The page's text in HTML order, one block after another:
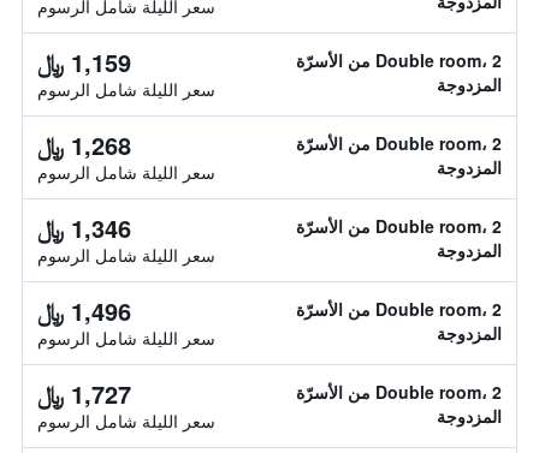
سعر الليلة شامل الرسوم
Double room، 2 من الأسرّة
المزدوجة
1,159 ﷼
سعر الليلة شامل الرسوم
Double room، 2 من الأسرّة
المزدوجة
1,268 ﷼
سعر الليلة شامل الرسوم
Double room، 2 من الأسرّة
المزدوجة
1,346 ﷼
سعر الليلة شامل الرسوم
Double room، 2 من الأسرّة
المزدوجة
1,496 ﷼
سعر الليلة شامل الرسوم
Double room، 2 من الأسرّة
المزدوجة
1,727 ﷼
سعر الليلة شامل الرسوم